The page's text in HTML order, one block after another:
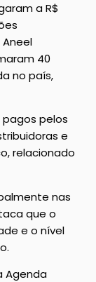
a R$
40
no país,
pagos pelos
e
relacionado
nas
que o
e o nível
Agenda